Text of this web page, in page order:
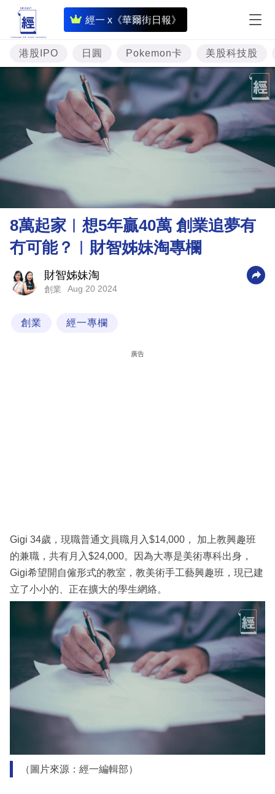
經一 x《華爾街日報》
即
時
財
經
專
題
投
資
理
財
業
科
區
港股IPO 日圓 Pokemon卡 美股科技股
8萬起家︳想5年贏40萬 創業追夢有
冇可能？︳財智姊妹淘專欄
財智姊妹淘
創業 Aug 20 2024
創業 經一專欄
廣告
Gigi 34歲，現職普通文員職月入$14,000， 加上教興趣班
的兼職，共有月入$24,000。因為大專是美術專科出身，
Gigi希望開自僱形式的教室，教美術手工藝興趣班，現已建
立了小小的、正在擴大的學生網絡。
（圖片來源：經一編輯部）